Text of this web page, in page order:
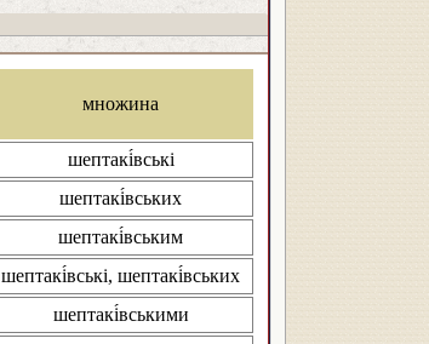
множина
шептакі́вські
шептакі́вських
шептакі́вським
шептакі́вські, шептакі́вських
шептакі́вськими